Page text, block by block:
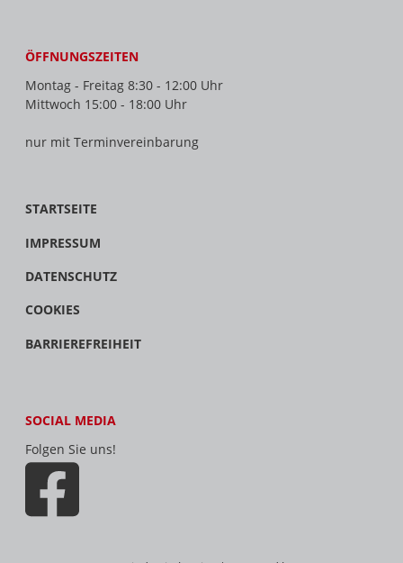
ÖFFNUNGSZEITEN
Montag - Freitag 8:30 - 12:00 Uhr
Mittwoch 15:00 - 18:00 Uhr
nur mit Terminvereinbarung
STARTSEITE
IMPRESSUM
DATENSCHUTZ
COOKIES
BARRIEREFREIHEIT
SOCIAL MEDIA
Folgen Sie uns!